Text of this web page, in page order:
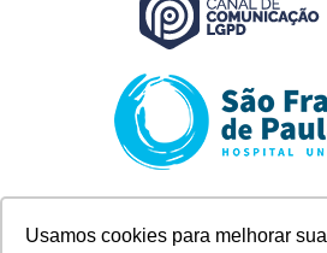
Usamos cookies para melhorar sua
Pelotas/RS